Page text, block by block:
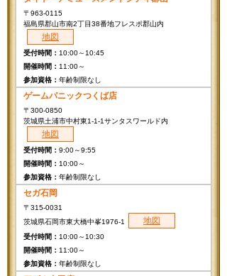
〒963-0115
福島県郡山市南2丁目38番地フレスポ郡山内
地図
10:00～10:45
11:00～
年齢制限なし
ゲームパニックつくば店
〒300-0850
茨城県土浦市中村東1-1-1サンタスワールド内
地図
9:00～9:55
10:00～
年齢制限なし
セガ石岡
〒315-0031
茨城県石岡市東大橋中峯1976-1
地図
10:00～10:30
11:00～
年齢制限なし